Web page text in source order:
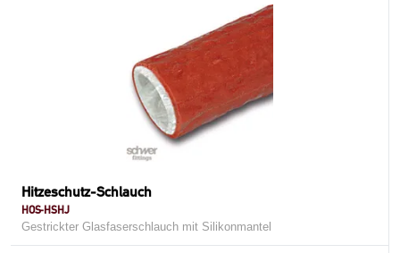
Hitzeschutz-Schlauch
HOS-HSHJ
Gestrickter Glasfaserschlauch mit Silikonmantel